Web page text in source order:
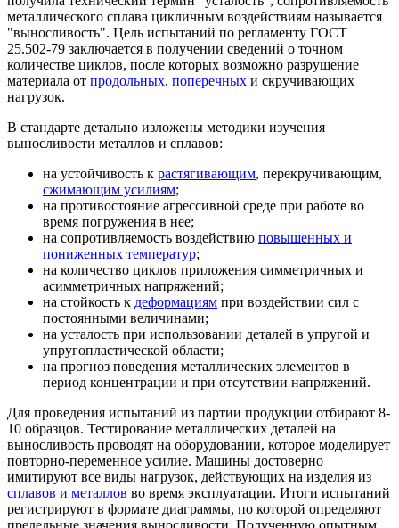
металлического сплава цикличным воздействиям называется
"выносливость". Цель испытаний по регламенту ГОСТ
25.502-79 заключается в получении сведений о точном
количестве циклов, после которых возможно разрушение
материала от продольных, поперечных и скручивающих
нагрузок.
В стандарте детально изложены методики изучения
выносливости металлов и сплавов:
на устойчивость к растягивающим, перекручивающим,
сжимающим усилиям;
на противостояние агрессивной среде при работе во
время погружения в нее;
на сопротивляемость воздействию повышенных и
пониженных температур;
на количество циклов приложения симметричных и
асимметричных напряжений;
на стойкость к деформациям при воздействии сил с
постоянными величинами;
на усталость при использовании деталей в упругой и
упругопластической области;
на прогноз поведения металлических элементов в
период концентрации и при отсутствии напряжений.
Для проведения испытаний из партии продукции отбирают 8-
10 образцов. Тестирование металлических деталей на
выносливость проводят на оборудовании, которое моделирует
повторно-переменное усилие. Машины достоверно
имитируют все виды нагрузок, действующих на изделия из
сплавов и металлов во время эксплуатации. Итоги испытаний
регистрируют в формате диаграммы, по которой определяют
предельные значения выносливости. Полученную опытным